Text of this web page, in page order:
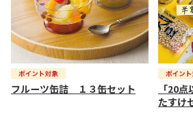
フルーツ缶詰 １３缶セット
「20
たすけ